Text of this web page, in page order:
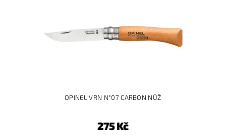
OPINEL VRN N°07 CARBON NŮŽ
275 Kč